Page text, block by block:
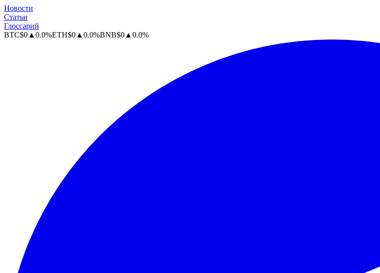
Новости
Статьи
Глоссарий
BTC$0 ▲ 0.0%ETH$0 ▲ 0.0%BNB$0 ▲ 0.0%